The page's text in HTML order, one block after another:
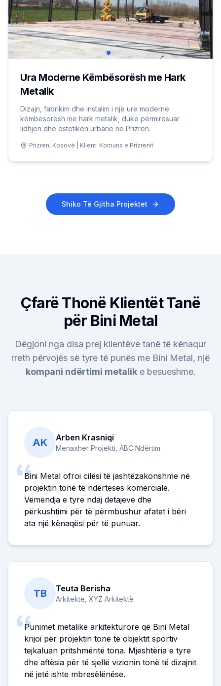
Ura Moderne Këmbësorësh me Hark
Metalik
Dizajn, fabrikim dhe instalim i një ure moderne
këmbësorësh me hark metalik, duke përmirësuar
lidhjen dhe estetikën urbane në Prizren.
Prizren, Kosovë | Klient: Komuna e Prizrenit
Shiko Të Gjitha Projektet
Çfarë Thonë Klientët Tanë
për Bini Metal
Dëgjoni nga disa prej klientëve tanë të kënaqur
rreth përvojës së tyre të punës me Bini Metal, një
kompani ndërtimi metalike besueshme.
AK Arben Krasniqi
Menaxher Projekti, ABC Ndërtim
Bini Metal ofroi cilësi të jashtëzakonshme në
projektin tonë të ndërtesës komerciale.
Vëmendja e tyre ndaj detajeve dhe
përkushtimi për të përmbushur afatet i bëri
ata një kënaqësi për të punuar.
TB Teuta Berisha
Arkitekte, XYZ Arkitektë
Punimet metalike arkitekturore që Bini Metal
krijoi për projektin tonë të objektit sportiv
tejkaluan pritshmëritë tona. Mjeshtëria e tyre
dhe aftësia për të sjellë vizionin tonë të dizajnit
në jetë ishte mbresëlënëse.